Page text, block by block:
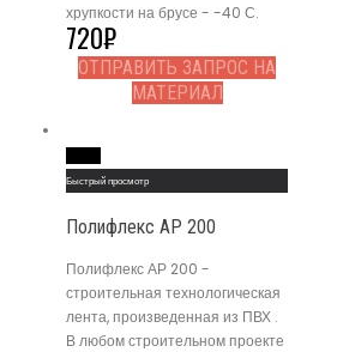
хрупкости на брусе - -40 С.
720₽
ОТПРАВИТЬ ЗАПРОС НА
МАТЕРИАЛ
Быстрый просмотр
Полифлекс АР 200
Полифлекс АР 200 -
строительная технологическая
лента, произведенная из ПВХ .
В любом строительном проекте